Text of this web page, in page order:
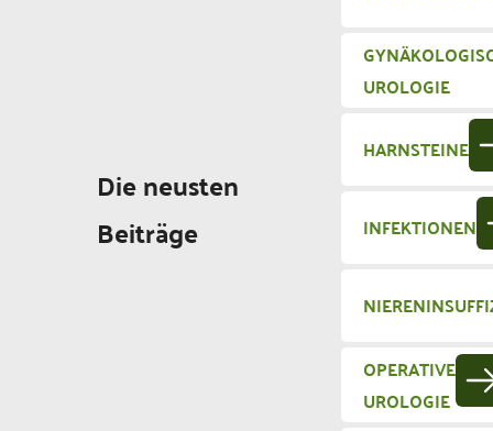
Die neusten
Beiträge
UROLOGIE
HARNSTEINE
INFEKTIONEN
OPERATIVE
UROLOGIE